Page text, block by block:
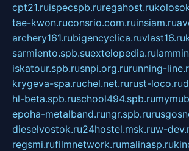
cpt21.ruispecspb.ruregahost.ru
tae-kwon.ruconsrio.com.ruinsiam.ru
archery161.rubigencyclica.ruvlast16.ru
sarmiento.spb.suextelopedia.ru
iskatour.spb.rusnpi.org.rurunning-
krygeva-spa.ruchel.net.rurust-loco.ru
hl-beta.spb.ruschool494.spb.ru
epoha-metalband.rungr.spb.ru
dieselvostok.ru24hostel.msk.ruw-
regsmi.rufilmnetwork.rumalinasp.ru